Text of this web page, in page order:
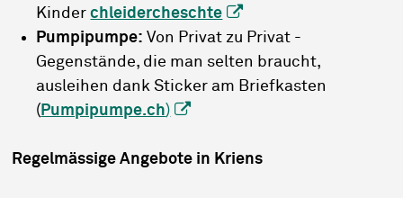
Kinderchleidercheschte
Pumpipumpe: Von Privat zu Privat -
Gegenstände, die man selten braucht,
ausleihen dank Sticker am Briefkasten
( Pumpipumpe.ch)
Regelmässige Angebote in Kriens